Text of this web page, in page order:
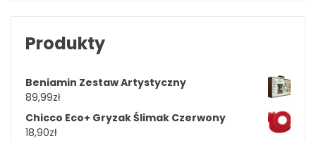
Produkty
Beniamin Zestaw Artystyczny
89,99zł
Chicco Eco+ Gryzak Ślimak Czerwony
18,90zł